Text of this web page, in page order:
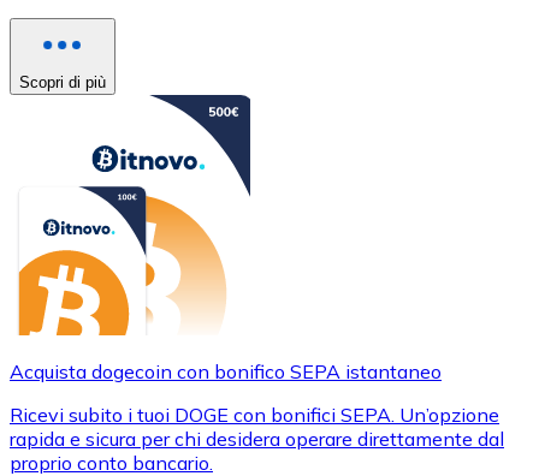
Scopri di più
Acquista dogecoin con bonifico SEPA istantaneo
Ricevi subito i tuoi DOGE con bonifici SEPA. Un’opzione
rapida e sicura per chi desidera operare direttamente dal
proprio conto bancario.